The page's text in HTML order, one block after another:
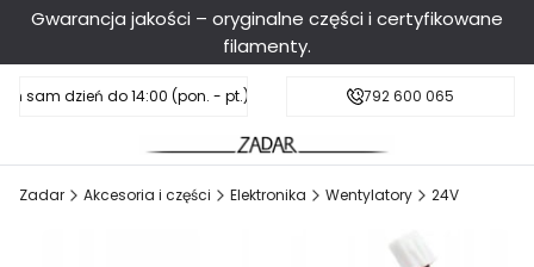
Gwarancja jakości – oryginalne części i certyfikowane
filamenty.
sam dzień do 14:00 (pon. - pt.), sobota do 11:00Darmowa dostawa od 199 zł
792 600 065
Zadar Akcesoria i części Elektronika Wentylatory 24V